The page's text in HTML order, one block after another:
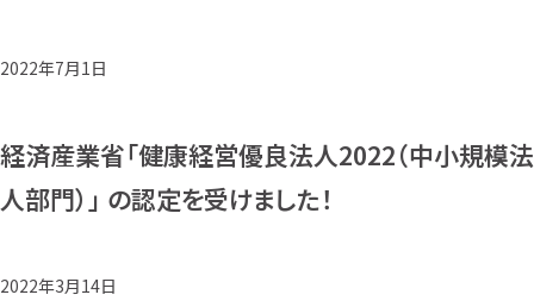
2022年7月1日
経済産業省「健康経営優良法人2022（中小規模法
人部門）」 の認定を受けました！
2022年3月14日